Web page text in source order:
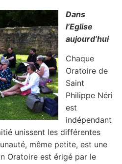
Dans
l’Eglise
aujourd’hui
Chaque
Oratoire de
Saint
Philippe Néri
est
indépendant
unissent les différentes
même petite, est une
Oratoire est érigé par le